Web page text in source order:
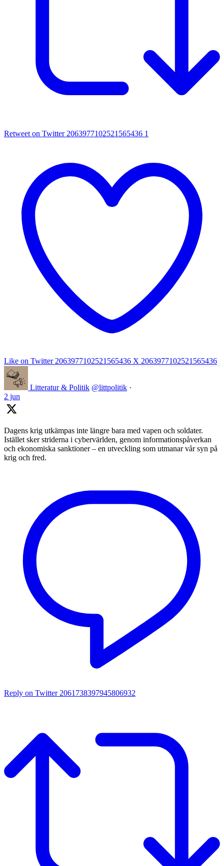
Retweet on Twitter 2063977102521565436 1
Like on Twitter 2063977102521565436 X 2063977102521565436
Litteratur & Politik @littpolitik ·
2 jun
Dagens krig utkämpas inte längre bara med vapen och soldater.
Istället sker striderna i cybervärlden, genom informationspåverkan
och ekonomiska sanktioner – en utveckling som utmanar vår syn på
krig och fred.
Reply on Twitter 2061738397945806932